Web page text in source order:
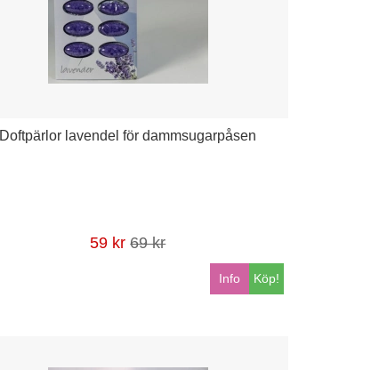
Doftpärlor lavendel för dammsugarpåsen
59 kr 69 kr
Köp!
Info